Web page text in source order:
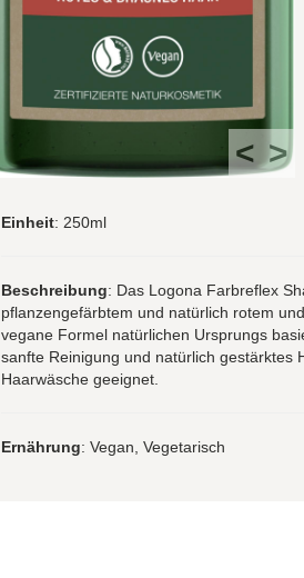
< >
Einheit: 250ml
Beschreibung: Das Logona Farbreflex
pflanzengefärbtem und natürlich rotem
vegane Formel natürlichen Ursprungs
sanfte Reinigung und natürlich gestärktes
Haarwäsche geeignet.
Ernährung: Vegan, Vegetarisch